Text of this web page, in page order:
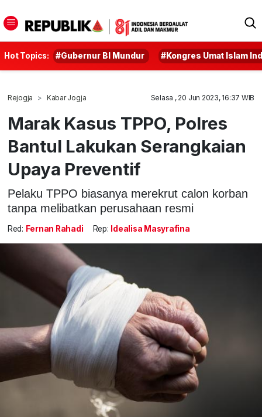
Hot Topics: #Gubernur BI Mundur #Kongres Umat Islam
Rejogja Kabar Jogja Selasa , 20 Jun 2023, 16:37 WIB
Marak Kasus TPPO, Polres
Bantul Lakukan Serangkaian
Upaya Preventif
Pelaku TPPO biasanya merekrut calon korban
tanpa melibatkan perusahaan resmi
Red: Fernan Rahadi Rep: Idealisa Masyrafina